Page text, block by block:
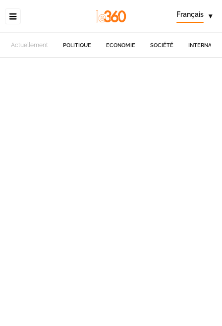
Français ▾
Actuellement POLITIQUE ECONOMIE SOCIÉTÉ